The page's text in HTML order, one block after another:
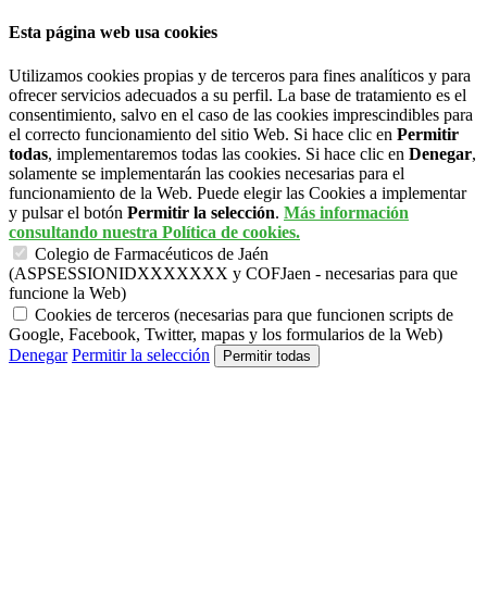
Esta página web usa cookies
Utilizamos cookies propias y de terceros para fines analíticos y para
ofrecer servicios adecuados a su perfil. La base de tratamiento es el
consentimiento, salvo en el caso de las cookies imprescindibles para
el correcto funcionamiento del sitio Web. Si hace clic en Permitir
todas, implementaremos todas las cookies. Si hace clic en Denegar,
solamente se implementarán las cookies necesarias para el
funcionamiento de la Web. Puede elegir las Cookies a implementar
y pulsar el botón Permitir la selección. Más información
consultando nuestra Política de cookies.
Colegio de Farmacéuticos de Jaén
(ASPSESSIONIDXXXXXXX y COFJaen - necesarias para que
funcione la Web)
Cookies de terceros (necesarias para que funcionen scripts de
Google, Facebook, Twitter, mapas y los formularios de la Web)
Denegar Permitir la selección